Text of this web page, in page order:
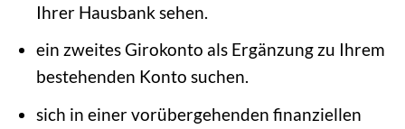
Ihrer Hausbank sehen.
ein zweites Girokonto als Ergänzung zu Ihrem
bestehenden Konto suchen.
sich in einer vorübergehenden finanziellen